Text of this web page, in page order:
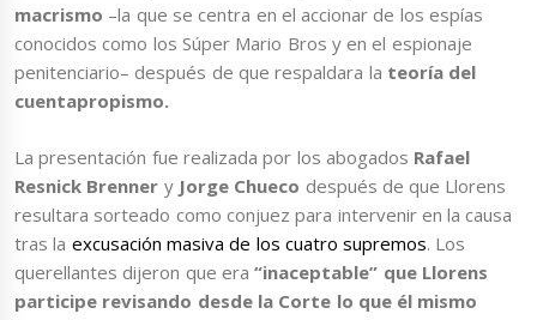
macrismo –la que se centra en el accionar de los espías
conocidos como los Súper Mario Bros y en el espionaje
penitenciario– después de que respaldara la teoría del
cuentapropismo.
La presentación fue realizada por los abogados Rafael
Resnick Brenner y Jorge Chueco después de que Llorens
resultara sorteado como conjuez para intervenir en la causa
tras la excusación masiva de los cuatro supremos. Los
querellantes dijeron que era“inaceptable” que Llorens
participe revisando desde la Corte lo que él mismo